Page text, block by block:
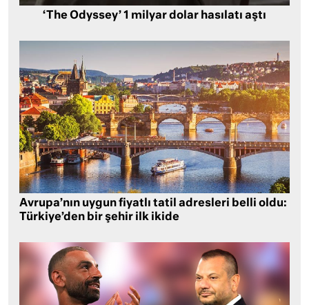
‘The Odyssey’ 1 milyar dolar hasılatı aştı
Avrupa’nın uygun fiyatlı tatil adresleri belli oldu:
Türkiye’den bir şehir ilk ikide